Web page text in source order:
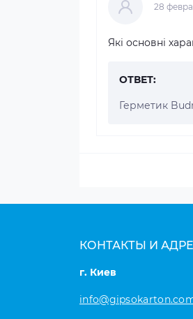
28
Які основні
ОТВЕТ:
Герметик
КОНТАКТЫ И
г. Киев